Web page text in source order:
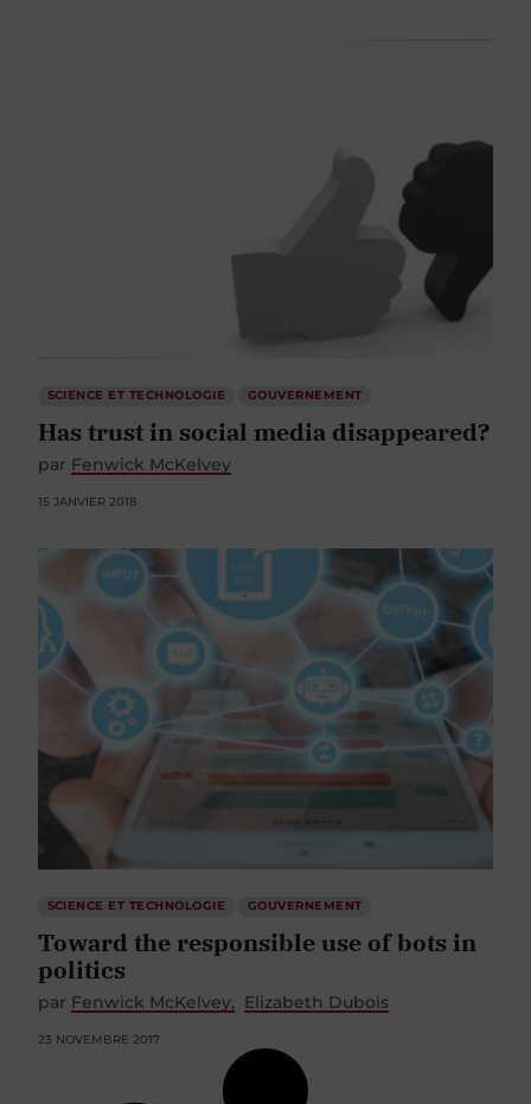
SCIENCE ET TECHNOLOGIE GOUVERNEMENT
Has trust in social media disappeared?
par Fenwick McKelvey
15 JANVIER 2018
SCIENCE ET TECHNOLOGIE GOUVERNEMENT
Toward the responsible use of bots in
politics
par Fenwick McKelvey Elizabeth Dubois
23 NOVEMBRE 2017